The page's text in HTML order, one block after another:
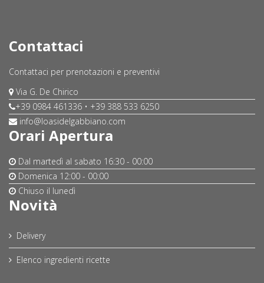
Contattaci
Contattaci per prenotazioni e preventivi
Via G. De Chirico
+39 0984 461336 • +39 388 533 6250
info@loasidelgabbiano.com
Orari Apertura
Dal martedì al sabato 16:30 - 00:00
Domenica 12:00 - 00:00
Chiuso il lunedì
Novità
Delivery
Elenco ingredienti ricette